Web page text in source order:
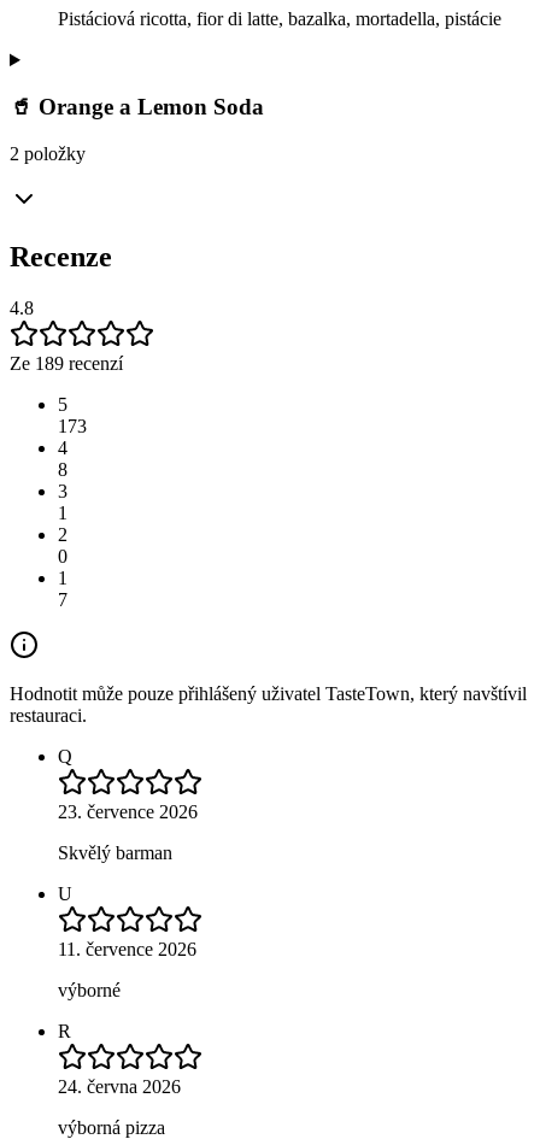
Pistáciová ricotta, fior di latte, bazalka, mortadella, pistácie
🥤 Orange a Lemon Soda
2 položky
Recenze
4.8
Ze 189 recenzí
5
173
4
8
3
1
2
0
1
7
Hodnotit může pouze přihlášený uživatel TasteTown, který navštívil
restauraci.
Q
23. července 2026
Skvělý barman
U
11. července 2026
výborné
R
24. června 2026
výborná pizza